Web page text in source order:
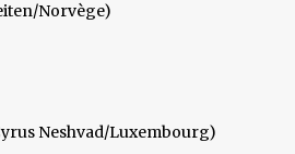
Norvège)
Neshvad/Luxembourg)